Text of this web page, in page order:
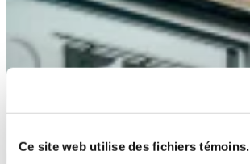
Ce site web utilise des fichiers témoins.